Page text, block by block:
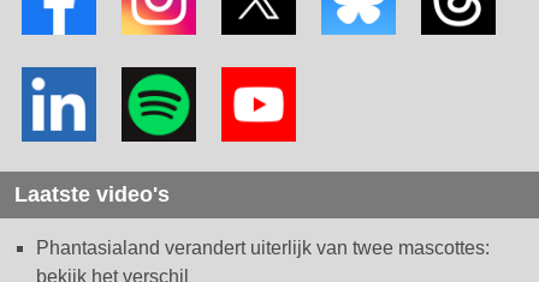
Laatste video's
Phantasialand verandert uiterlijk van twee mascottes:
bekijk het verschil